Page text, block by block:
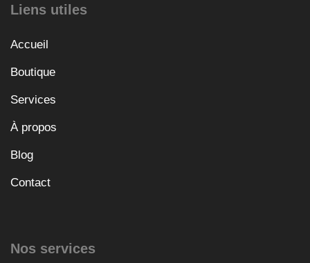
Liens utiles
Accueil
Boutique
Services
À propos
Blog
Contact
Nos services